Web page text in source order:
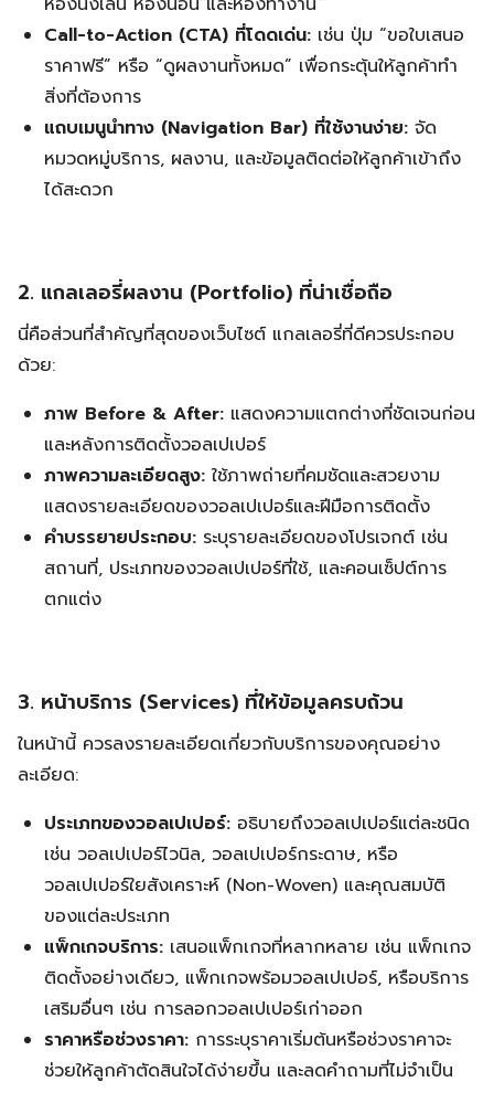
Call-to-Action (CTA) ที่โดดเด่น: เช่น ปุ่ม “ขอใบเสนอ
ราคาฟรี” หรือ “ดูผลงานทั้งหมด” เพื่อกระตุ้นให้ลูกค้าทำ
สิ่งที่ต้องการ
แถบเมนูนำทาง (Navigation Bar) ที่ใช้งานง่าย: จัด
หมวดหมู่บริการ, ผลงาน, และข้อมูลติดต่อให้ลูกค้าเข้าถึง
ได้สะดวก
2. แกลเลอรี่ผลงาน (Portfolio) ที่น่าเชื่อถือ
นี่คือส่วนที่สำคัญที่สุดของเว็บไซต์ แกลเลอรี่ที่ดีควรประกอบ
ด้วย:
ภาพ Before & After: แสดงความแตกต่างที่ชัดเจนก่อน
และหลังการติดตั้งวอลเปเปอร์
ภาพความละเอียดสูง: ใช้ภาพถ่ายที่คมชัดและสวยงาม
แสดงรายละเอียดของวอลเปเปอร์และฝีมือการติดตั้ง
คำบรรยายประกอบ: ระบุรายละเอียดของโปรเจกต์ เช่น
สถานที่, ประเภทของวอลเปเปอร์ที่ใช้, และคอนเซ็ปต์การ
ตกแต่ง
3. หน้าบริการ (Services) ที่ให้ข้อมูลครบถ้วน
ในหน้านี้ ควรลงรายละเอียดเกี่ยวกับบริการของคุณอย่าง
ละเอียด:
ประเภทของวอลเปเปอร์: อธิบายถึงวอลเปเปอร์แต่ละชนิด
เช่น วอลเปเปอร์ไวนิล, วอลเปเปอร์กระดาษ, หรือ
วอลเปเปอร์ใยสังเคราะห์ (Non-Woven) และคุณสมบัติ
ของแต่ละประเภท
แพ็กเกจบริการ: เสนอแพ็กเกจที่หลากหลาย เช่น แพ็กเกจ
ติดตั้งอย่างเดียว, แพ็กเกจพร้อมวอลเปเปอร์, หรือบริการ
เสริมอื่นๆ เช่น การลอกวอลเปเปอร์เก่าออก
ราคาหรือช่วงราคา: การระบุราคาเริ่มต้นหรือช่วงราคาจะ
ช่วยให้ลูกค้าตัดสินใจได้ง่ายขึ้น และลดคำถามที่ไม่จำเป็น